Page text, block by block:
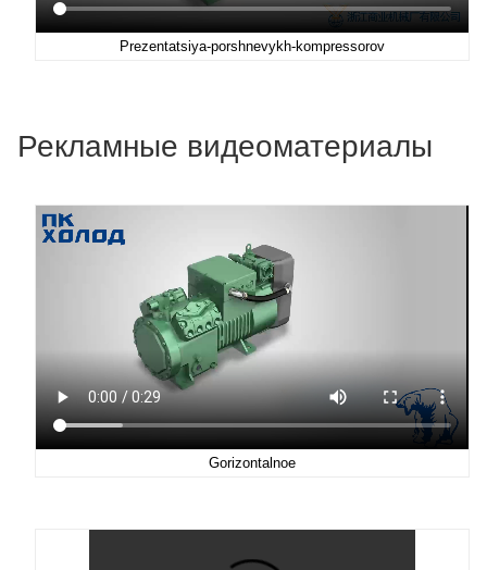
Prezentatsiya-porshnevykh-kompressorov
Рекламные видеоматериалы
Gorizontalnoe